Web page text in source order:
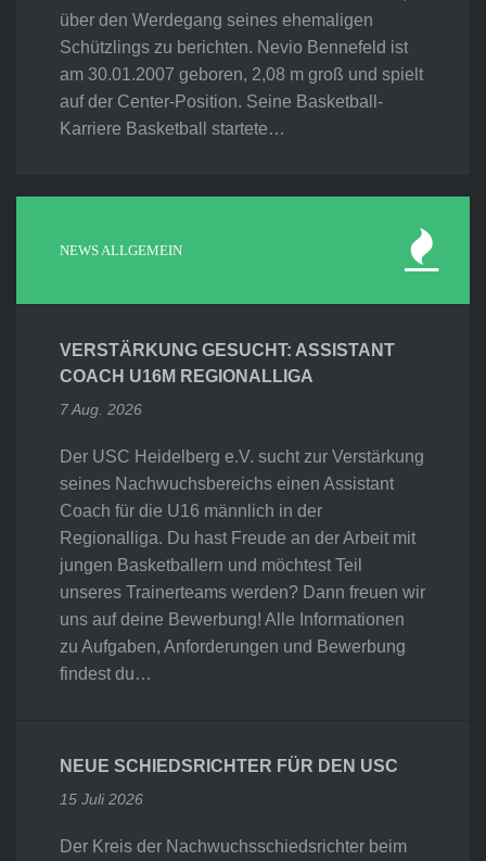
über den Werdegang seines ehemaligen
Schützlings zu berichten. Nevio Bennefeld ist
am 30.01.2007 geboren, 2,08 m groß und spielt
auf der Center-Position. Seine Basketball-
Karriere Basketball startete…
NEWS ALLGEMEIN
VERSTÄRKUNG GESUCHT: ASSISTANT
COACH U16M REGIONALLIGA
7 Aug. 2026
Der USC Heidelberg e.V. sucht zur Verstärkung
seines Nachwuchsbereichs einen Assistant
Coach für die U16 männlich in der
Regionalliga. Du hast Freude an der Arbeit mit
jungen Basketballern und möchtest Teil
unseres Trainerteams werden? Dann freuen wir
uns auf deine Bewerbung! Alle Informationen
zu Aufgaben, Anforderungen und Bewerbung
findest du…
NEUE SCHIEDSRICHTER FÜR DEN USC
15 Juli 2026
Der Kreis der Nachwuchsschiedsrichter beim